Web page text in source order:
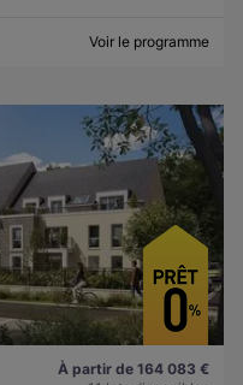
Voir le programme
À partir de 164 083 €